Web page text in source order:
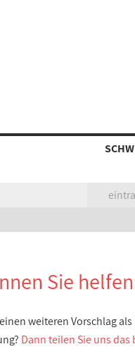
Sie
weiteren Vorschlag
Dann teilen Sie uns das